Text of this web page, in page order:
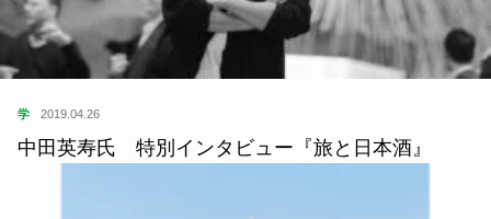
学 2019.04.26
中田英寿氏 特別インタビュー『旅と日本酒』